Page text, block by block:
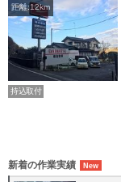
距離:12km
持込取付
新着の作業実績